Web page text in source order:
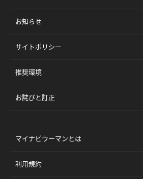
お知らせ
サイトポリシー
推奨環境
お詫びと訂正
マイナビウーマンとは
利用規約